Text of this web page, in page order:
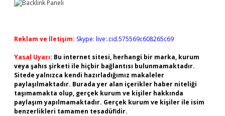
Reklam ve İletişim: Skype: live:.cid.575569c608265c69
Yasal Uyarı: Bu internet sitesi, herhangi bir marka, kurum
veya şahıs şirketi ile hiçbir bağlantısı bulunmamaktadır.
Sitede yalnızca kendi hazırladığımız makaleler
paylaşılmaktadır. Burada yer alan içerikler haber niteliği
taşımamakta olup, gerçek kurum ve kişiler hakkında
paylaşım yapılmamaktadır. Gerçek kurum ve kişiler ile isim
benzerlikleri tamamen tesadüfidir.